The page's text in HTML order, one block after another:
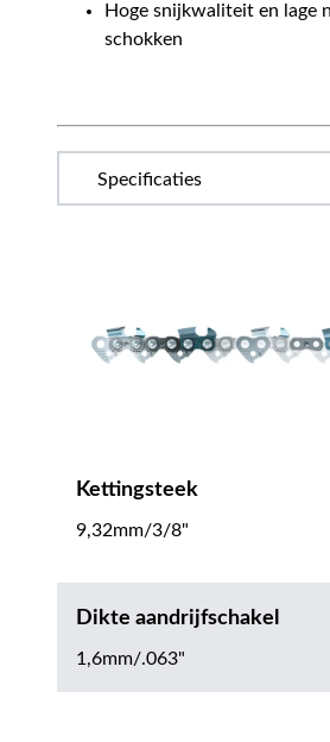
Hoge snijkwaliteit en lage
schokken
Kettingsteek
9,32mm/3/8"
Dikte aandrijfschakel
1,6mm/.063"